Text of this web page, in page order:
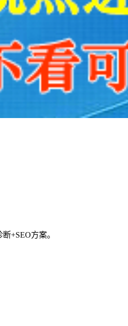
+SEO方案。